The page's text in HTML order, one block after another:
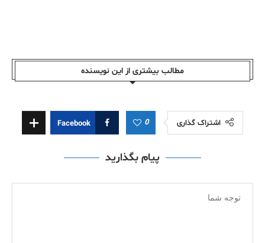
مطالب بیشتری از این نویسندە
اشتراک گذاری 0
Facebook
پیام بگذارید